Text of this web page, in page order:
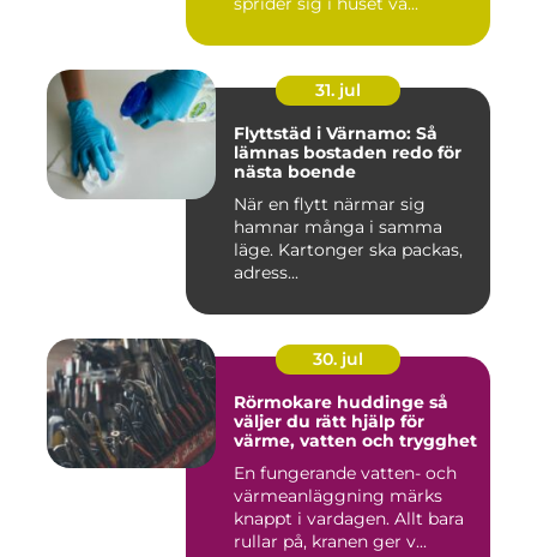
31. jul
Flyttstäd i Värnamo: Så
lämnas bostaden redo för
nästa boende
När en flytt närmar sig
hamnar många i samma
läge. Kartonger ska packas,
adress...
30. jul
Rörmokare huddinge så
väljer du rätt hjälp för
värme, vatten och trygghet
En fungerande vatten- och
värmeanläggning märks
knappt i vardagen. Allt bara
rullar på, kranen ger v...